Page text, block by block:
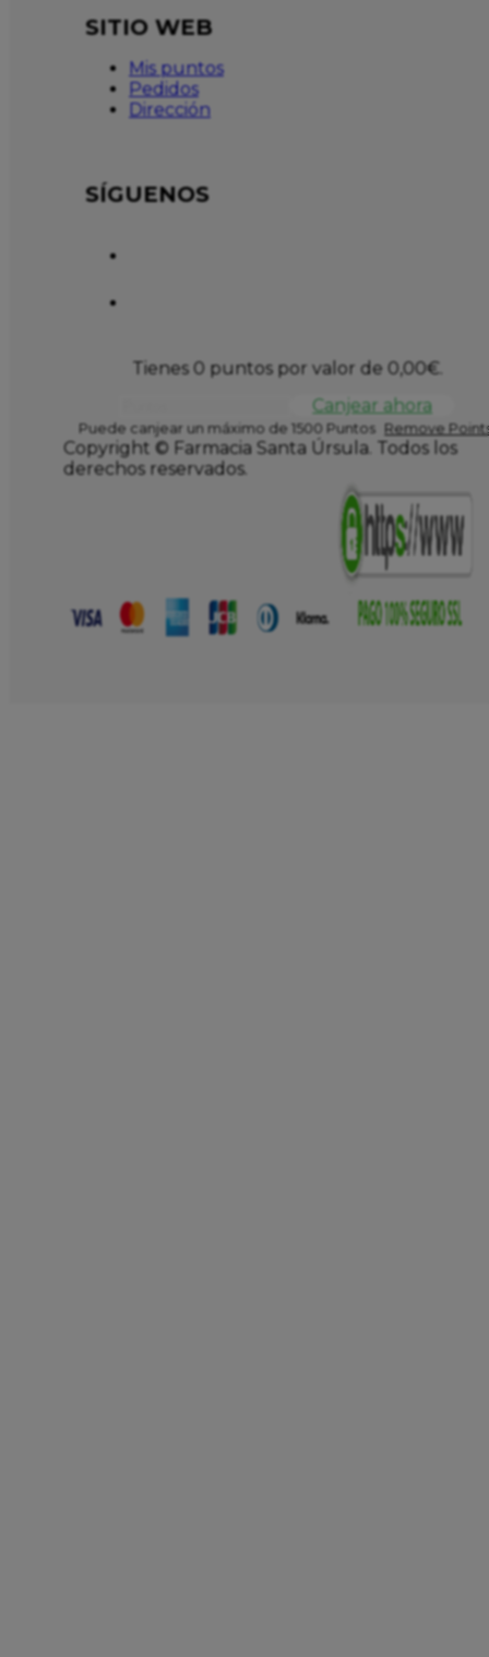
SITIO WEB
Mis puntos
Pedidos
Dirección
SÍGUENOS
Tienes 0 puntos por valor de 0,00€.
Canjear ahora
Puede canjear un máximo de 1500 Puntos Remove
Copyright © Farmacia Santa Úrsula. Todos los
derechos reservados.